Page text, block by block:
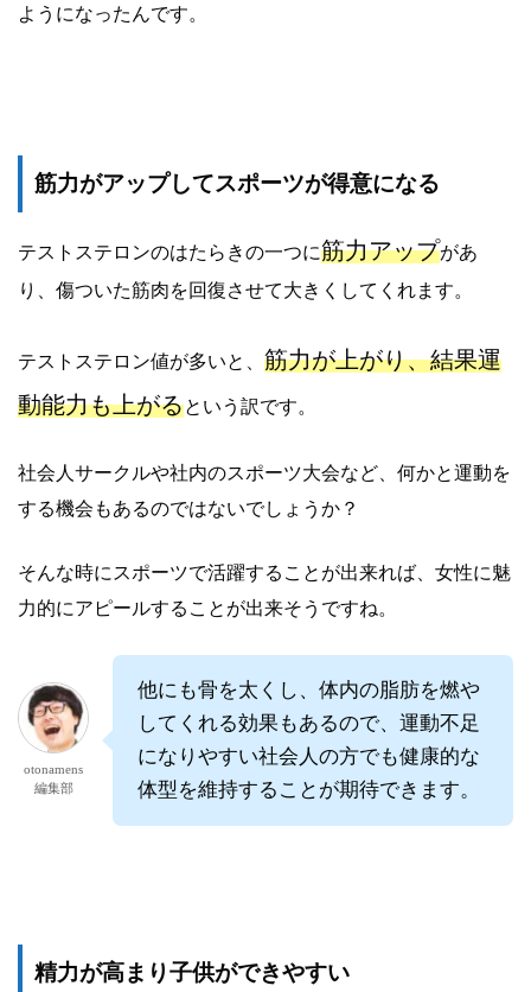
ようになったんです。
筋力がアップしてスポーツが得意になる
テストステロンのはたらきの一つに筋力アップがあ
り、傷ついた筋肉を回復させて大きくしてくれます。
テストステロン値が多いと、 筋力が上がり、結果運
動能力も上がるという訳です。
社会人サークルや社内のスポーツ大会など、何かと運動を
する機会もあるのではないでしょうか？
そんな時にスポーツで活躍することが出来れば、女性に魅
力的にアピールすることが出来そうですね。
otonamens
編集部
他にも骨を太くし、体内の脂肪を燃や
してくれる効果もあるので、運動不足
になりやすい社会人の方でも健康的な
体型を維持することが期待できます。
精力が高まり子供ができやすい